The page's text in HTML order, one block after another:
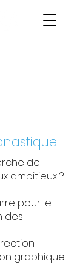
de
ambitieux ?
pour le
des
graphique